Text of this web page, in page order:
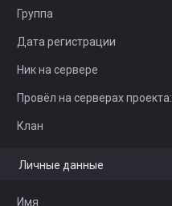
Группа
Дата регистрации
Ник на сервере
Провёл на серверах проекта:
Клан
Личные данные
Имя